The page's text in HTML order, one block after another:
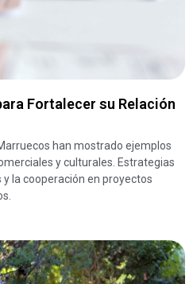
Fortalecer su Relación
han mostrado ejemplos
y culturales. Estrategias
la cooperación en proyectos